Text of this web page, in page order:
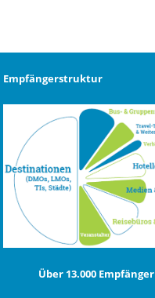
Empfängerstruktur
Über 13.000 Empfänger